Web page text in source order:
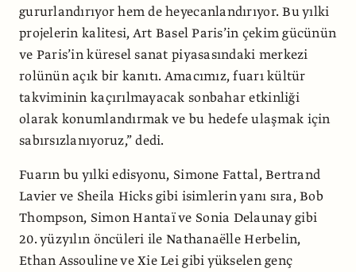
gururlandırıyor hem de heyecanlandırıyor. Bu yılki
projelerin kalitesi, Art Basel Paris’in çekim gücünün
ve Paris’in küresel sanat piyasasındaki merkezi
rolünün açık bir kanıtı. Amacımız, fuarı kültür
takviminin kaçırılmayacak sonbahar etkinliği
olarak konumlandırmak ve bu hedefe ulaşmak için
sabırsızlanıyoruz,” dedi.
Fuarın bu yılki edisyonu, Simone Fattal, Bertrand
Lavier ve Sheila Hicks gibi isimlerin yanı sıra, Bob
Thompson, Simon Hantaï ve Sonia Delaunay gibi
20. yüzyılın öncüleri ile Nathanaëlle Herbelin,
Ethan Assouline ve Xie Lei gibi yükselen genç